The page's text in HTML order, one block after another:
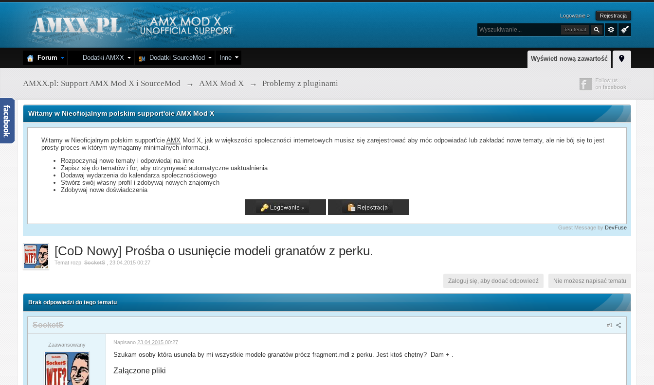
Logowanie » Rejestracja
Ten temat
Wyświetl nową zawartość
Forum Dodatki AMXX Dodatki SourceMod Inne
AMXX.pl: Support AMX Mod X i SourceMod → AMX Mod X → Problemy z pluginami
Witamy w Nieoficjalnym polskim support'cie AMX Mod X
Witamy w Nieoficjalnym polskim support'cieAMX Mod X, jak w większości społeczności internetowych musisz się zarejestrować aby móc odpowiadać lub zakładać nowe tematy, ale nie bój się to jest
prosty proces w którym wymagamy minimalnych informacji.
Rozpoczynaj nowe tematy i odpowiedaj na inne
Zapisz się do tematów i for, aby otrzymywać automatyczne uaktualnienia
Dodawaj wydarzenia do kalendarza społecznościowego
Stwórz swój własny profil i zdobywaj nowych znajomych
Zdobywaj nowe doświadczenia
Guest Message by DevFuse
[CoD Nowy] Prośba o usunięcie modeli granatów z perku.
Temat rozp.SocketS 23.04.2015 00:27
Nie możesz napisać tematu
Zaloguj się, aby dodać odpowiedź
Brak odpowiedzi do tego tematu
#1
SocketS
Zaawansowany Napisano 23.04.2015 00:27
Szukam osoby która usunęła by mi wszystkie modele granatów prócz fragment.mdl z perku. Jest ktoś chętny? Dam + .
Załączone pliki